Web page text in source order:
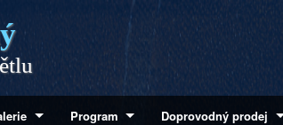
Program Doprovodný prodej